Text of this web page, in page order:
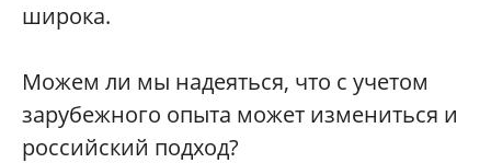
широка.
Можем ли мы надеяться, что с учетом
зарубежного опыта может измениться и
российский подход?